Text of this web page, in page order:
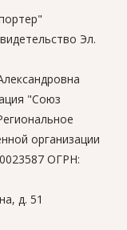
Эл.
"Союз
организации
ОГРН:
д. 51